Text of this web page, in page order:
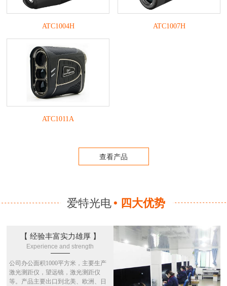
ATC1004H ATC1007H
ATC1011A
查看产品
爱特光电四大优势
【 经验丰富实力雄厚 】
Experience and strength
公司办公面积1000平方米，主要生产
激光测距仪，望远镜，激光测距仪
等。产品主要出口到北美、欧洲、日